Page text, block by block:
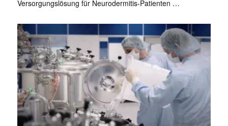
Versorgungslösung für Neurodermitis-Patienten …